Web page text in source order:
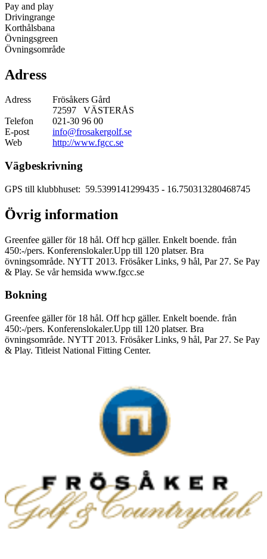
Pay and play
Drivingrange
Korthålsbana
Övningsgreen
Övningsområde
Adress
Adress
Frösåkers Gård
72597 VÄSTERÅS
Telefon
021-30 96 00
E-post
info@frosakergolf.se
Web
http://www.fgcc.se
Vägbeskrivning
GPS till klubbhuset: 59.5399141299435 - 16.750313280468745
Övrig information
Greenfee gäller för 18 hål. Off hcp gäller. Enkelt boende. från
450:-/pers. Konferenslokaler.Upp till 120 platser. Bra
övningsområde. NYTT 2013. Frösåker Links, 9 hål, Par 27. Se Pay
& Play. Se vår hemsida www.fgcc.se
Bokning
Greenfee gäller för 18 hål. Off hcp gäller. Enkelt boende. från
450:-/pers. Konferenslokaler.Upp till 120 platser. Bra
övningsområde. NYTT 2013. Frösåker Links, 9 hål, Par 27. Se Pay
& Play. Titleist National Fitting Center.